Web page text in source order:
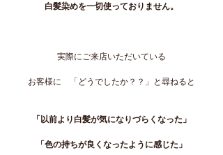
白髪染めを一切使っておりません。
実際にご来店いただいている
お客様に　「どうでしたか？？」と尋ねると
「以前より白髪が気になりづらくなった」
「色の持ちが良くなったように感じた」